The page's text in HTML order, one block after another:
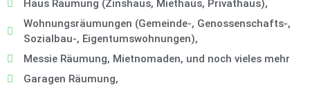
Haus Räumung (Zinshaus, Miethaus, Privathaus),
Wohnungsräumungen (Gemeinde-, Genossenschafts-,
Sozialbau-, Eigentumswohnungen),
Messie Räumung, Mietnomaden, und noch vieles mehr
Garagen Räumung,